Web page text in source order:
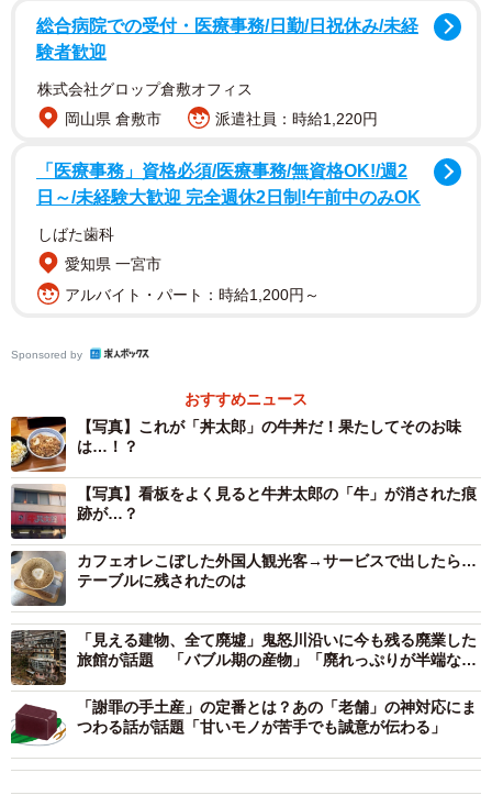
隼さんが紹介したのは 丼太郎・茗荷谷店
され、「牛丼200円」といった徹底した低価格路線で店舗数
舗だ。以前は代々木店も存在したが2015年に閉店。今では
だ。
隼さんに話を聞いた。
ーー訪れた経緯は？
（隼のぶをさん提供）
総合病院での受付・医療事務/日勤/日祝休み/未経
験者歓迎
株式会社グロップ倉敷オフィス
岡山県 倉敷市
派遣社員：時給1,220円
「医療事務」資格必須/医療事務/無資格OK!/週2
日～/未経験大歓迎 完全週休2日制!午前中のみOK
しばた歯科
愛知県 一宮市
アルバイト・パート：時給1,200円～
Sponsored by
おすすめニュース
【写真】これが「丼太郎」の牛丼だ！果たしてそのお味
は…！？
【写真】看板をよく見ると牛丼太郎の「牛」が消された痕
跡が…？
カフェオレこぼした外国人観光客→サービスで出したら…
テーブルに残されたのは
「見える建物、全て廃墟」鬼怒川沿いに今も残る廃業した
旅館が話題 「バブル期の産物」「廃れっぷりが半端な
「謝罪の手土産」の定番とは？あの「老舗」の神対応にま
つわる話が話題「甘いモノが苦手でも誠意が伝わる」